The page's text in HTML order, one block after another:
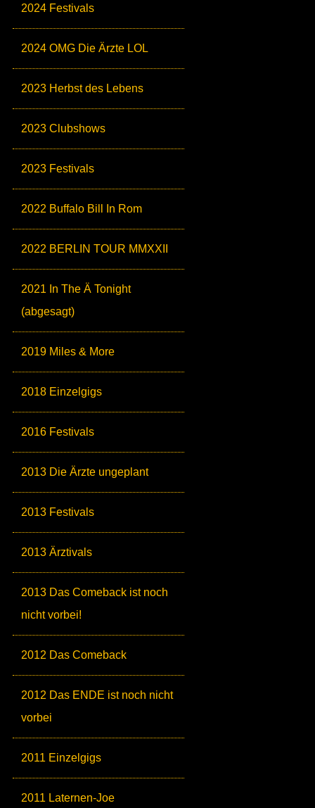
2024 Festivals
2024 OMG Die Ärzte LOL
2023 Herbst des Lebens
2023 Clubshows
2023 Festivals
2022 Buffalo Bill In Rom
2022 BERLIN TOUR MMXXII
2021 In The Ä Tonight
(abgesagt)
2019 Miles & More
2018 Einzelgigs
2016 Festivals
2013 Die Ärzte ungeplant
2013 Festivals
2013 Ärztivals
2013 Das Comeback ist noch
nicht vorbei!
2012 Das Comeback
2012 Das ENDE ist noch nicht
vorbei
2011 Einzelgigs
2011 Laternen-Joe